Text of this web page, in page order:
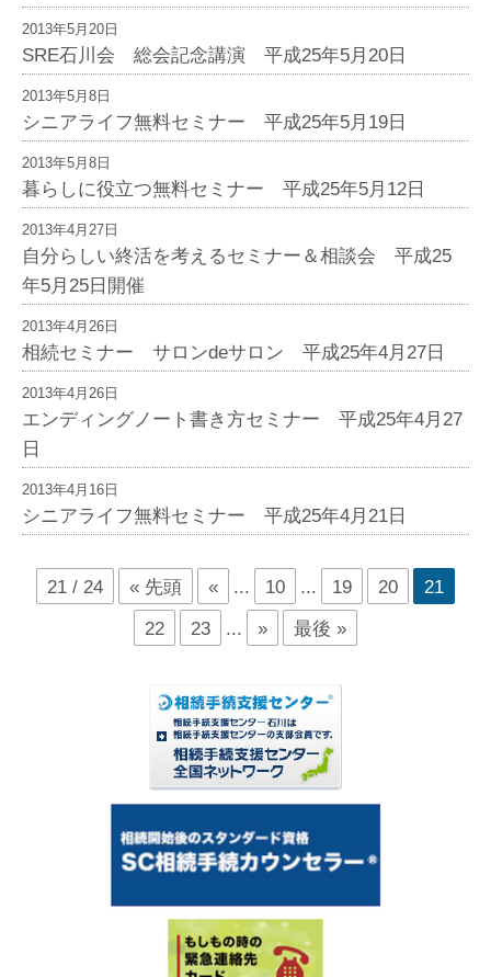
2013年5月20日
SRE石川会 総会記念講演 平成25年5月20日
2013年5月8日
シニアライフ無料セミナー 平成25年5月19日
2013年5月8日
暮らしに役立つ無料セミナー 平成25年5月12日
2013年4月27日
自分らしい終活を考えるセミナー＆相談会 平成25
年5月25日開催
2013年4月26日
相続セミナー サロンdeサロン 平成25年4月27日
2013年4月26日
エンディングノート書き方セミナー 平成25年4月27
日
2013年4月16日
シニアライフ無料セミナー 平成25年4月21日
21 / 24 « 先頭 « ... 10 ... 19 20
21
22
23 ... » 最後 »